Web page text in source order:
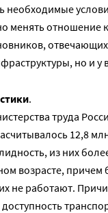
необходимые
менять отношение
отвечающих
но и у
.
труда
12,8
из них
возрасте,
не работают.